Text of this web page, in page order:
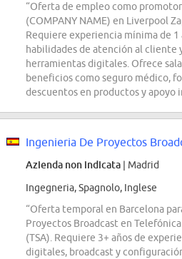
“Oferta de empleo como
(COMPANY NAME) en Liverpool
Requiere experiencia mínima de 1
habilidades de atención al cliente
herramientas digitales. Ofrece
beneficios como seguro médico,
descuentos en productos y apoyo
Azienda non indicata | Madrid
Ingegneria, Spagnolo, Inglese
“Oferta temporal en Barcelona
Proyectos Broadcast en
(TSA). Requiere 3+ años de
digitales, broadcast y